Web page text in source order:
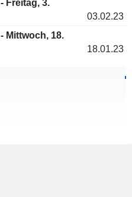
Freitag, 3.
03.02.23
Mittwoch, 18.
18.01.23